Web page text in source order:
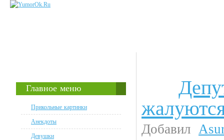
Главное меню
Прикольные картинки
Анекдоты
Девушки Добавил